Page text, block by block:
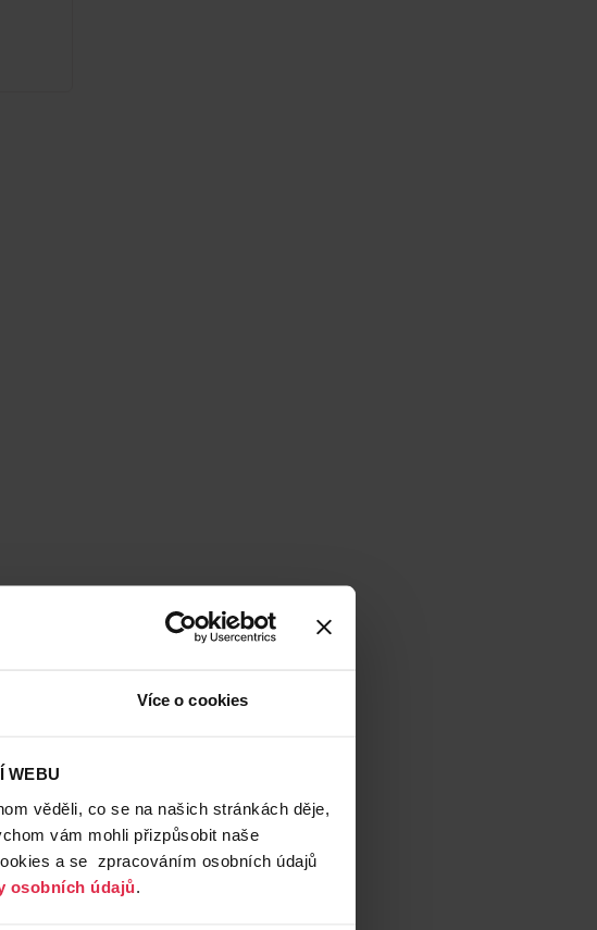
Více o cookies
WEBU
věděli, co se na našich stránkách děje,
vám mohli přizpůsobit naše
a se zpracováním osobních údajů
osobních údajů.